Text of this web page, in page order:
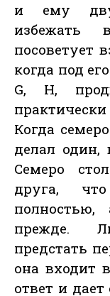
и ему
избежать
посоветует
когда под
G, Н,
практически
Когда
делал один,
Семеро
друга,
прежде.
предстать
она входит
ответ и